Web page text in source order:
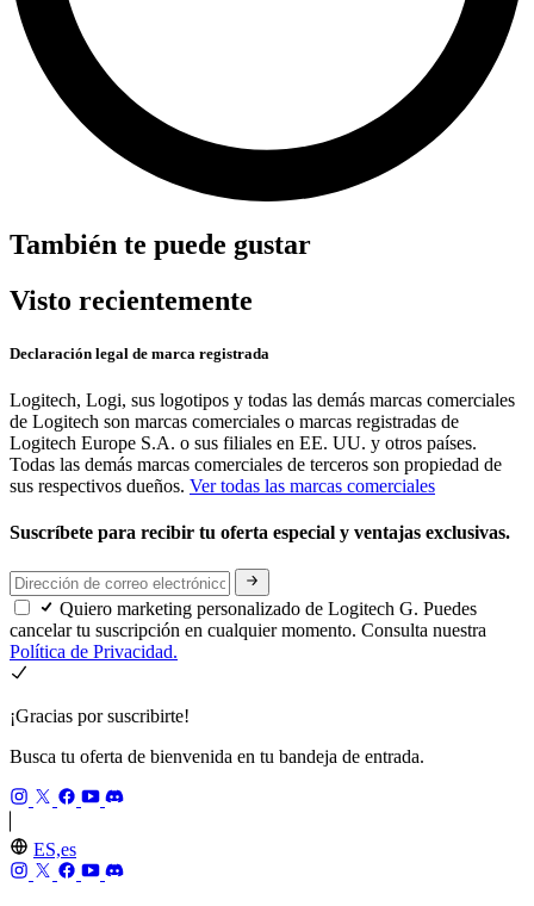
También te puede gustar
Visto recientemente
Declaración legal de marca registrada
Logitech, Logi, sus logotipos y todas las demás marcas comerciales
de Logitech son marcas comerciales o marcas registradas de
Logitech Europe S.A. o sus filiales en EE. UU. y otros países.
Todas las demás marcas comerciales de terceros son propiedad de
sus respectivos dueños. Ver todas las marcas comerciales
Suscríbete para recibir tu oferta especial y ventajas exclusivas.
Quiero marketing personalizado de Logitech G. Puedes
cancelar tu suscripción en cualquier momento. Consulta nuestra
Política de Privacidad.
¡Gracias por suscribirte!
Busca tu oferta de bienvenida en tu bandeja de entrada.
ES,es